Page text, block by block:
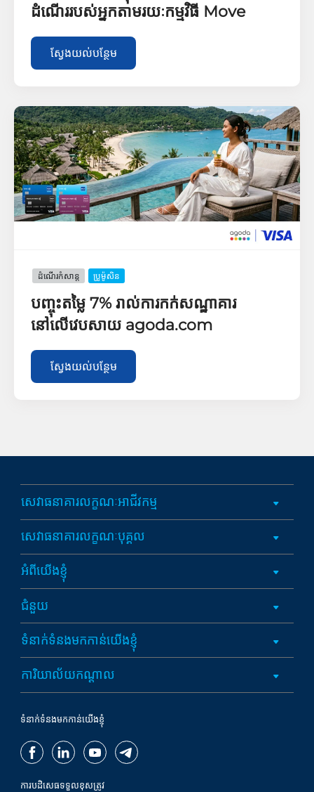
ដំណើររបស់អ្នកតាមរយៈកម្មវិធី Move
ស្វែងយល់បន្ថែម​
ដំណើរកំសាន្ដ ប្រូម៉ូសិន
បញ្ចុះតម្លៃ 7% រាល់ការកក់សណ្ឋាគារ
នៅលើវេបសាយ agoda.com
ស្វែងយល់បន្ថែម​
សេវាធនាគារលក្ខណៈអាជីវកម្ម
សេវាធនាគារលក្ខណៈបុគ្គល
អំពីយើងខ្ញុំ
ជំនួយ
ទំនាក់ទំនងមកកាន់យើងខ្ញុំ
ការិយាល័យកណ្តាល
ទំនាក់ទំនងមកកាន់យើងខ្ញុំ
ការបដិសេធទទួលខុសត្រូវ